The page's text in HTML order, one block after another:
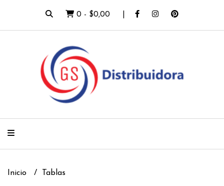
0 - $0,00
Inicio Tablas